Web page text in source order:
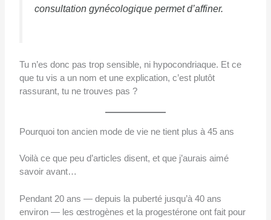
consultation gynécologique permet d’affiner.
Tu n’es donc pas trop sensible, ni hypocondriaque. Et ce
que tu vis a un nom et une explication, c’est plutôt
rassurant, tu ne trouves pas ?
Pourquoi ton ancien mode de vie ne tient plus à 45 ans
Voilà ce que peu d’articles disent, et que j’aurais aimé
savoir avant…
Pendant 20 ans — depuis la puberté jusqu’à 40 ans
environ — les œstrogènes et la progestérone ont fait pour